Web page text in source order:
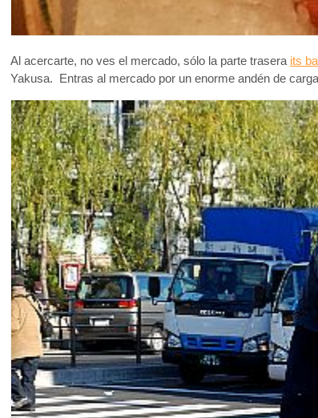
Al acercarte, no ves el mercado, sólo la parte trasera its
Yakusa. Entras al mercado por un enorme andén de